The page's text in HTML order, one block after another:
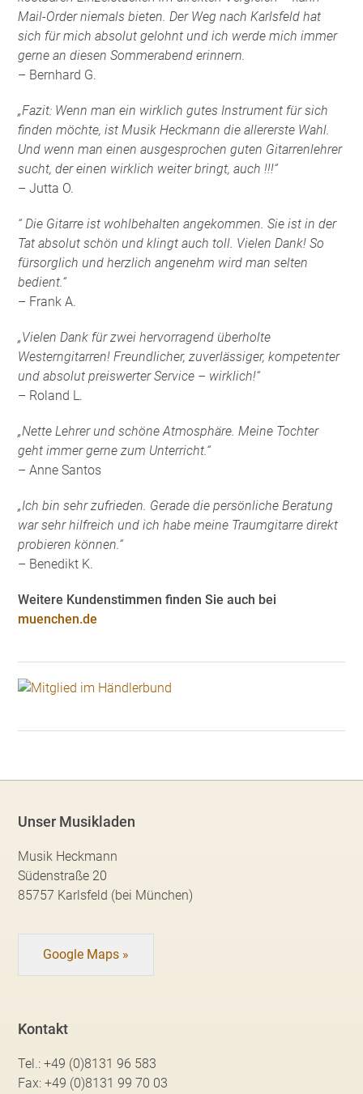
Mail-Order niemals bieten. Der Weg nach Karlsfeld hat
sich für mich absolut gelohnt und ich werde mich immer
gerne an diesen Sommerabend erinnern.
– Bernhard G.
„Fazit: Wenn man ein wirklich gutes Instrument für sich
finden möchte, ist Musik Heckmann die allererste Wahl.
Und wenn man einen ausgesprochen guten Gitarrenlehrer
sucht, der einen wirklich weiter bringt, auch !!!“
– Jutta O.
“ Die Gitarre ist wohlbehalten angekommen. Sie ist in der
Tat absolut schön und klingt auch toll. Vielen Dank! So
fürsorglich und herzlich angenehm wird man selten
bedient.“
– Frank A.
„Vielen Dank für zwei hervorragend überholte
Westerngitarren! Freundlicher, zuverlässiger, kompetenter
und absolut preiswerter Service – wirklich!“
– Roland L.
„Nette Lehrer und schöne Atmosphäre. Meine Tochter
geht immer gerne zum Unterricht.“
– Anne Santos
„Ich bin sehr zufrieden. Gerade die persönliche Beratung
war sehr hilfreich und ich habe meine Traumgitarre direkt
probieren können.“
– Benedikt K.
Weitere Kundenstimmen finden Sie auch bei
muenchen.de
Unser Musikladen
Musik Heckmann
Südenstraße 20
85757 Karlsfeld (bei München)
Google Maps »
Kontakt
Tel.:+49 (0)8131 96 583
Fax:+49 (0)8131 99 70 03